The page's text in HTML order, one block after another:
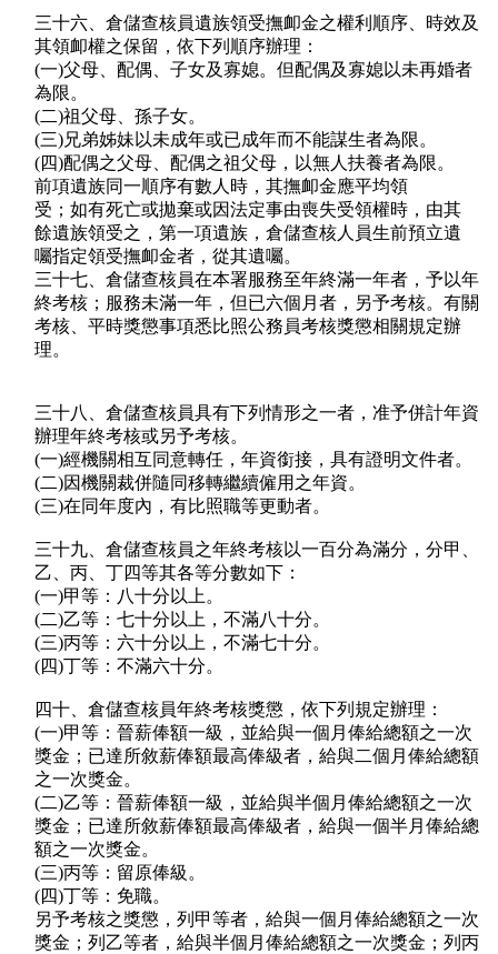
三十六、倉儲查核員遺族領受撫卹金之權利順序、時效及
其領卹權之保留，依下列順序辦理：
(一)父母、配偶、子女及寡媳。但配偶及寡媳以未再婚者
為限。
(二)祖父母、孫子女。
(三)兄弟姊妹以未成年或已成年而不能謀生者為限。
(四)配偶之父母、配偶之祖父母，以無人扶養者為限。
前項遺族同一順序有數人時，其撫卹金應平均領
受；如有死亡或拋棄或因法定事由喪失受領權時，由其
餘遺族領受之，第一項遺族，倉儲查核人員生前預立遺
囑指定領受撫卹金者，從其遺囑。
三十七、倉儲查核員在本署服務至年終滿一年者，予以年
終考核；服務未滿一年，但已六個月者，另予考核。有關
考核、平時獎懲事項悉比照公務員考核獎懲相關規定辦
理。
三十八、倉儲查核員具有下列情形之一者，准予併計年資
辦理年終考核或另予考核。
(一)經機關相互同意轉任，年資銜接，具有證明文件者。
(二)因機關裁併隨同移轉繼續僱用之年資。
(三)在同年度內，有比照職等更動者。
三十九、倉儲查核員之年終考核以一百分為滿分，分甲、
乙、丙、丁四等其各等分數如下：
(一)甲等：八十分以上。
(二)乙等：七十分以上，不滿八十分。
(三)丙等：六十分以上，不滿七十分。
(四)丁等：不滿六十分。
四十、倉儲查核員年終考核獎懲，依下列規定辦理：
(一)甲等：晉薪俸額一級，並給與一個月俸給總額之一次
獎金；已達所敘薪俸額最高俸級者，給與二個月俸給總額
之一次獎金。
(二)乙等：晉薪俸額一級，並給與半個月俸給總額之一次
獎金；已達所敘薪俸額最高俸級者，給與一個半月俸給總
額之一次獎金。
(三)丙等：留原俸級。
(四)丁等：免職。
另予考核之獎懲，列甲等者，給與一個月俸給總額之一次
獎金；列乙等者，給與半個月俸給總額之一次獎金；列丙